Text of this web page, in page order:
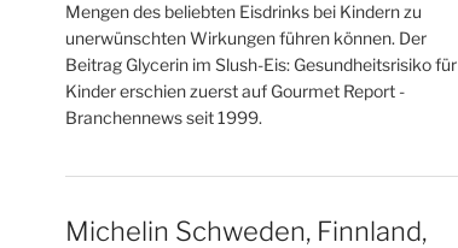
Mengen des beliebten Eisdrinks bei Kindern zu
unerwünschten Wirkungen führen können. Der
Beitrag Glycerin im Slush-Eis: Gesundheitsrisiko für
Kinder erschien zuerst auf Gourmet Report -
Branchennews seit 1999.
Michelin Schweden, Finnland,